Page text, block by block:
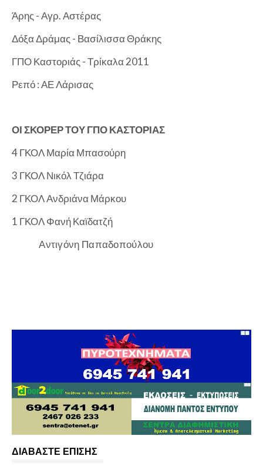
Άρης - Αγρ. Αστέρας
Δόξα Δράμας - Βασίλισσα Θράκης
ΓΠΟ Καστοριάς - Τρίκαλα 2011
Ρεπό : ΑΕ Λάρισας
ΟΙ ΣΚΟΡΕΡ ΤΟΥ ΓΠΟ ΚΑΣΤΟΡΙΑΣ
4 ΓΚΟΛ Μαρία Μπασούρη
3 ΓΚΟΛ Νικόλ Τζιάρα
2 ΓΚΟΛ Ανδριάνα Μάρκου
1 ΓΚΟΛ Φανή Καϊδατζή
Αντιγόνη Παπαδοπούλου
ΔΙΑΒΑΣΤΕ ΕΠΙΣΗΣ